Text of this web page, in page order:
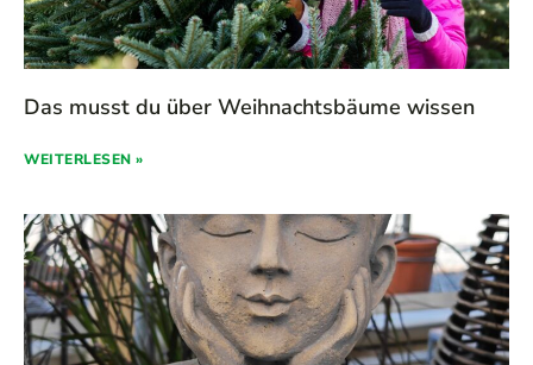
Das musst du über Weihnachtsbäume wissen
WEITERLESEN »